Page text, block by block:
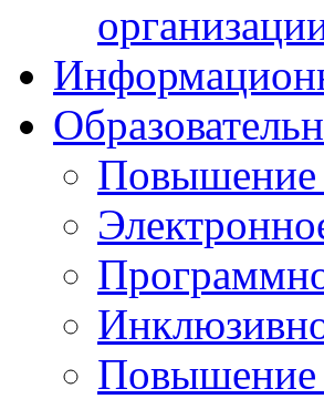
Повышение
Повышение